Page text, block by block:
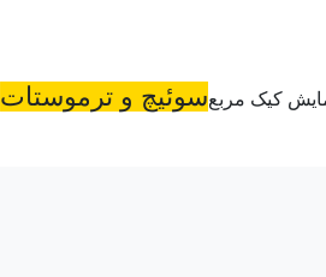
سوئیچ و ترموستات